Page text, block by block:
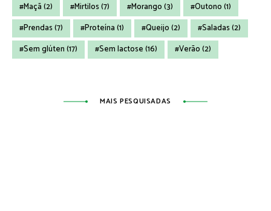
Maçã(2) Mirtilos(7) Morango(3) Outono(1)
Prendas(7) Proteína(1) Queijo(2) Saladas(2)
Sem glúten(17) Sem lactose(16) Verão(2)
MAIS PESQUISADAS